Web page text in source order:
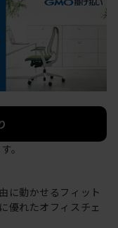
。
に動かせるフィット
優れたオフィスチェ